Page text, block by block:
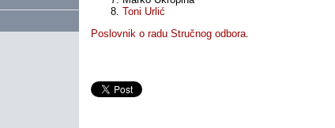
Toni Urlić
Poslovnik o radu Stručnog odbora.